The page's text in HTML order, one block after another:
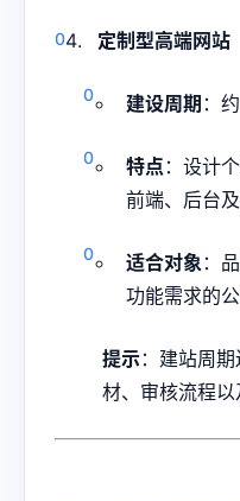
定制型高端网站
建设周期 ：
特点 ：设计
前端、后台
适合对象：
功能需求的
提示：建站周
材、审核流程以